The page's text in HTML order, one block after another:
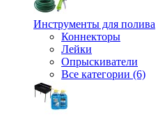
Инструменты для полива
Коннекторы
Лейки
Опрыскиватели
Все категории (6)